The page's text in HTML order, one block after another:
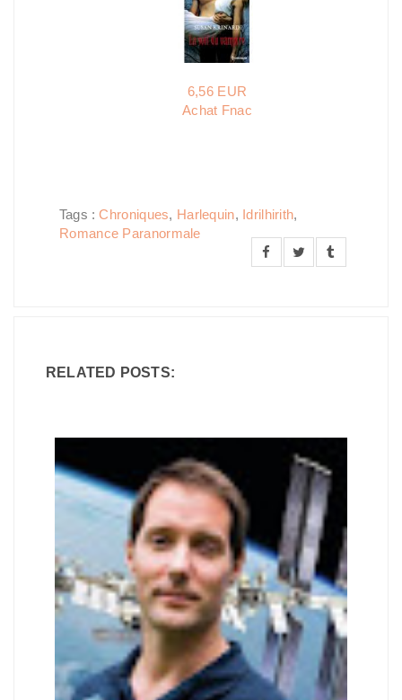
6,56 EUR
Achat Fnac
Tags :Chroniques, Harlequin, Idrilhirith,
Romance Paranormale
RELATED POSTS: